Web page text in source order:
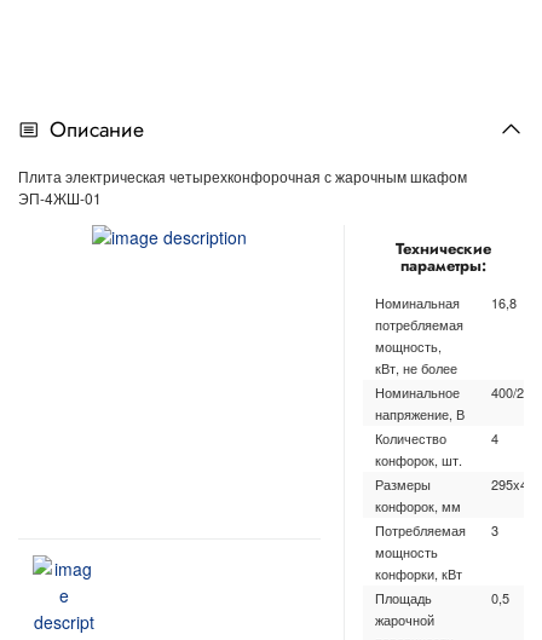
Описание
Плита электрическая четырехконфорочная с жарочным шкафом
ЭП-4ЖШ-01
Технические
параметры:
Номинальная
потребляемая
мощность,
кВт, не более
16,8
Номинальное
напряжение, В
400/230
Количество
конфорок, шт.
4
Размеры
конфорок, мм
295x417
Потребляемая
мощность
конфорки, кВт
3
Площадь
жарочной
0,5